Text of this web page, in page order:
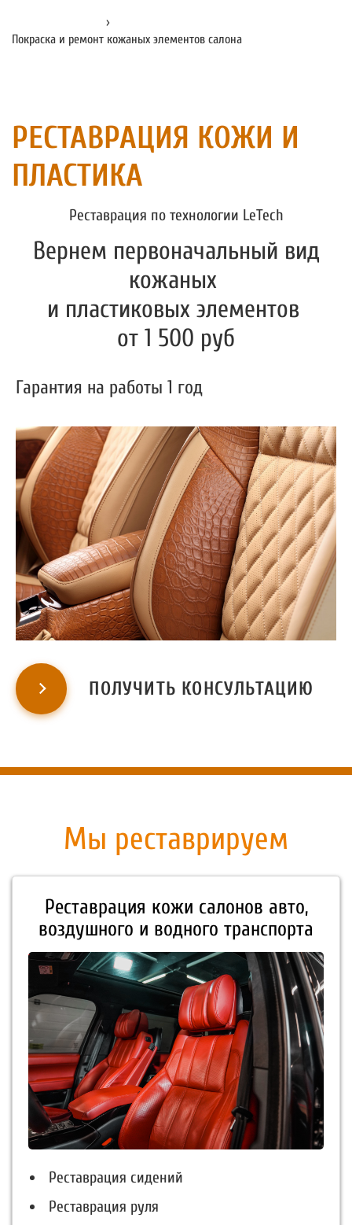
›
Покраска и ремонт кожаных элементов салона
РЕСТАВРАЦИЯ КОЖИ И
ПЛАСТИКА
Реставрация по технологии LeTech
Вернем первоначальный вид
кожаных
и пластиковых элементов
от 1 500 руб
Гарантия на работы 1 год
ПОЛУЧИТЬ КОНСУЛЬТАЦИЮ
Мы реставрируем
Реставрация кожи салонов авто,
воздушного и водного транспорта
Реставрация сидений
Реставрация руля